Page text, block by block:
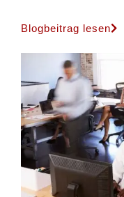
Blogbeitrag lesen